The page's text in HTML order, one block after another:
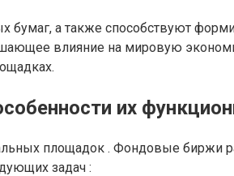
а также способствуют
влияние на мировую
их
площадок . Фондовые биржи
задач :